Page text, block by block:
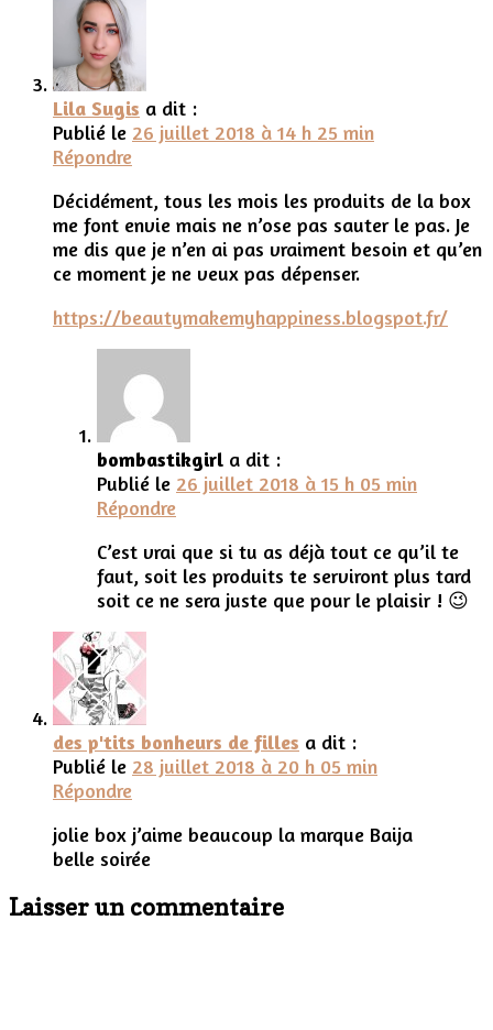
Lila Sugis a dit :
Publié le 26 juillet 2018 à 14 h 25 min
Répondre
Décidément, tous les mois les produits de la box
me font envie mais ne n’ose pas sauter le pas. Je
me dis que je n’en ai pas vraiment besoin et qu’en
ce moment je ne veux pas dépenser.
https://beautymakemyhappiness.blogspot.fr/
bombastikgirl a dit :
Publié le 26 juillet 2018 à 15 h 05 min
Répondre
C’est vrai que si tu as déjà tout ce qu’il te
faut, soit les produits te serviront plus tard
soit ce ne sera juste que pour le plaisir ! 😉
des p'tits bonheurs de filles a dit :
Publié le 28 juillet 2018 à 20 h 05 min
Répondre
jolie box j’aime beaucoup la marque Baija
belle soirée
Laisser un commentaire